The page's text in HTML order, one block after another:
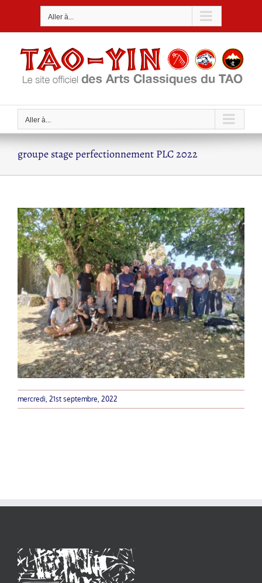
Aller à...
Aller à...
groupe stage perfectionnement PLC 2022
mercredi, 21st septembre, 2022